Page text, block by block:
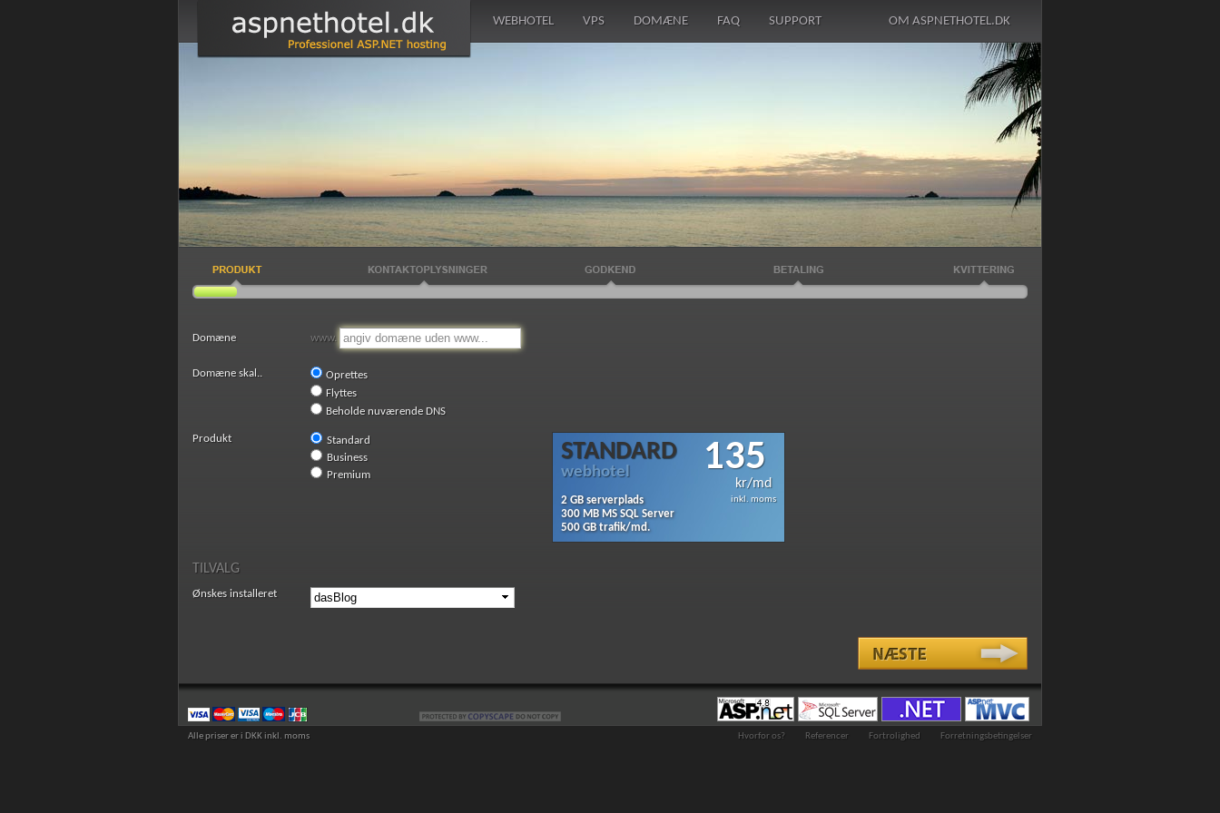
WEBHOTEL VPS DOMÆNE FAQ SUPPORT OM ASPNETHOTEL.DK
Domæne www.
Domæne skal..
Oprettes
Flyttes
Beholde nuværende DNS
Produkt
Standard
Business
Premium
STANDARD
webhotel 135
kr/md
inkl. moms
2 GB serverplads
300 MB MS SQL Server
500 GB trafik/md.
TILVALG
Ønskes installeret
Alle priser er i DKK inkl. moms Hvorfor os? Referencer Fortrolighed Forretningsbetingelser